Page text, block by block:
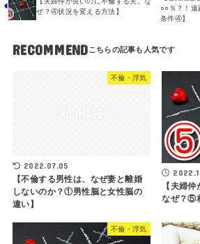
ぜ？④状況を変える方法】
○○％？！遠
条件④】
RECOMMEND
不倫・浮気
2022.07.05
【不倫する男性は、なぜ妻と離婚
しないのか？①男性脳と女性脳の
違い】
【夫婦
なぜ？⑤
不倫・浮気